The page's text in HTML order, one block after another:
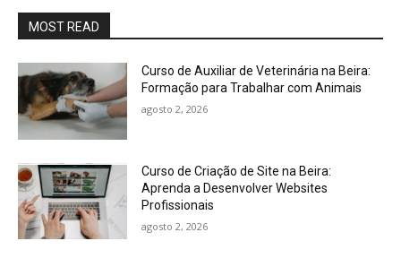
MOST READ
Curso de Auxiliar de Veterinária na Beira:
Formação para Trabalhar com Animais
agosto 2, 2026
Curso de Criação de Site na Beira:
Aprenda a Desenvolver Websites
Profissionais
agosto 2, 2026